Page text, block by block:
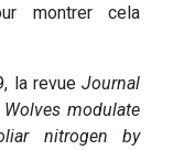
montrer cela
la revue Journal
Wolves modulate
nitrogen by